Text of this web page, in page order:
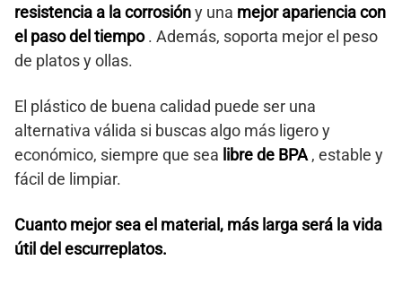
resistencia a la corrosióny una mejor apariencia con
el paso del tiempo. Además, soporta mejor el peso
de platos y ollas.
El plástico de buena calidad puede ser una
alternativa válida si buscas algo más ligero y
económico, siempre que sea libre de BPA , estable y
fácil de limpiar.
Cuanto mejor sea el material, más larga será la vida
útil del escurreplatos.